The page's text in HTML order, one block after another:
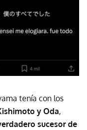
tenía con los
y Oda,
sucesor de